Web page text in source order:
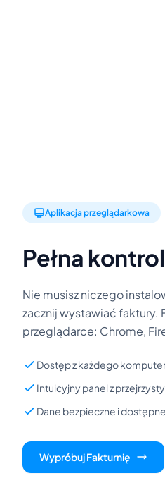
Aplikacja przeglądarkowa
Pełna
Nie musisz niczego
zacznij wystawiać faktury.
przeglądarce: Chrome,
Dostęp z każdego
Intuicyjny panel z
Dane bezpieczne i
Wypróbuj Fakturnię